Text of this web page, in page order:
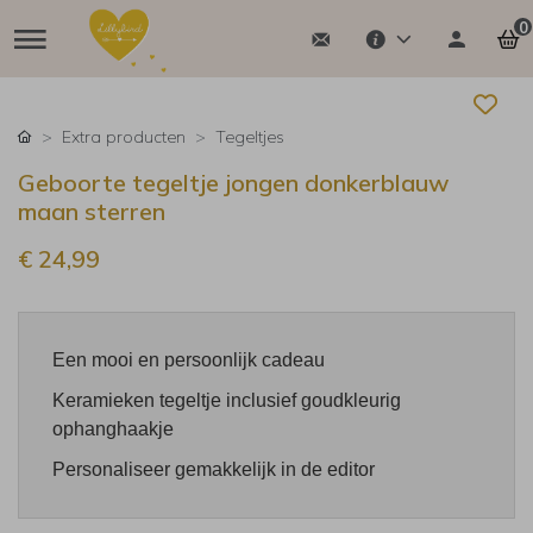
0
Extra producten Tegeltjes
Geboorte tegeltje jongen donkerblauw
maan sterren
€ 24,99
Een mooi en persoonlijk cadeau
Keramieken tegeltje inclusief goudkleurig
ophanghaakje
Personaliseer gemakkelijk in de editor